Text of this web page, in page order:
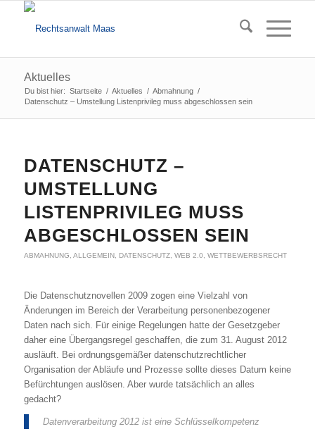
Aktuelles
Du bist hier: Startseite / Aktuelles / Abmahnung /
Datenschutz – Umstellung Listenprivileg muss abgeschlossen sein
DATENSCHUTZ –
UMSTELLUNG
LISTENPRIVILEG MUSS
ABGESCHLOSSEN SEIN
ABMAHNUNG ALLGEMEIN, DATENSCHUTZ, WEB 2.0 WETTBEWERBSRECHT
Die Datenschutznovellen 2009 zogen eine Vielzahl von
Änderungen im Bereich der Verarbeitung personenbezogener
Daten nach sich. Für einige Regelungen hatte der Gesetzgeber
daher eine Übergangsregel geschaffen, die zum 31. August 2012
ausläuft. Bei ordnungsgemäßer datenschutzrechtlicher
Organisation der Abläufe und Prozesse sollte dieses Datum keine
Befürchtungen auslösen. Aber wurde tatsächlich an alles
gedacht?
Datenverarbeitung 2012 ist eine Schlüsselkompetenz